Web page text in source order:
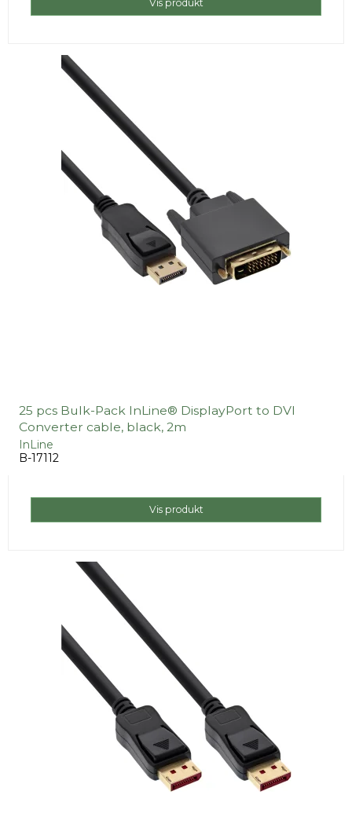
Vis produkt
25 pcs Bulk-Pack InLine® DisplayPort to DVI
Converter cable, black, 2m
InLine
B-17112
Vis produkt